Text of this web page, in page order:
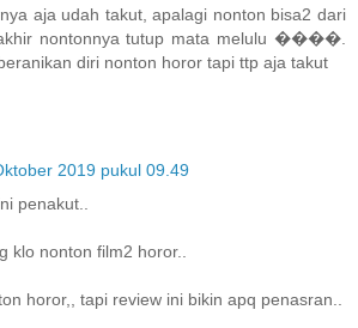
aja udah takut, apalagi nonton bisa2 dari
nontonnya tutup mata melulu ����.
diri nonton horor tapi ttp aja takut
2019 pukul 09.49
penakut..
klo nonton film2 horor..
horor,, tapi review ini bikin apq penasran..